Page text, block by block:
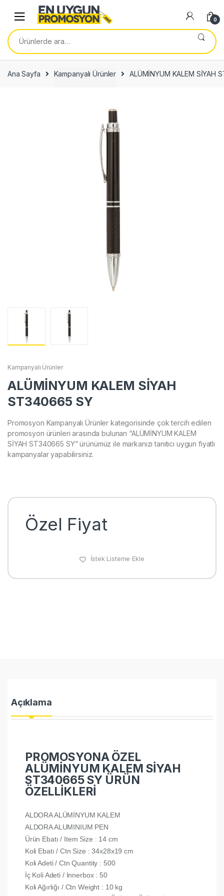
navigation
content
0
Ara:
Ana Sayfa Kampanyalı Ürünler ALÜMİNYUM KALEM SİYAH
Kampanyalı Ürünler
ALÜMİNYUM KALEM SİYAH
ST340665 SY
Promosyon Kampanyalı Ürünler kategorisinde çok tercih edilen
promosyon ürünleri arasında bulunan “ALÜMİNYUM KALEM
SİYAH ST340665 SY” ürünümüz ile markanızı tanıtıcı uygun fiyatlı
kampanyalar yapabilirsiniz.
Özel Fiyat
İstek Listeme Ekle
Açıklama
PROMOSYONA ÖZEL
ALÜMİNYUM KALEM SİYAH
ST340665 SY ÜRÜN
ÖZELLİKLERİ
ALDORA ALÜMİNYUM KALEM
ALDORA ALUMINIUM PEN
Ürün Ebatı / Item Size : 14 cm
Koli Ebatı / Ctn Size : 34x28x19 cm
Koli Adeti / Ctn Quantity : 500
İç Koli Adeti / Innerbox : 50
Koli Ağırlığı / Ctn Weight : 10 kg